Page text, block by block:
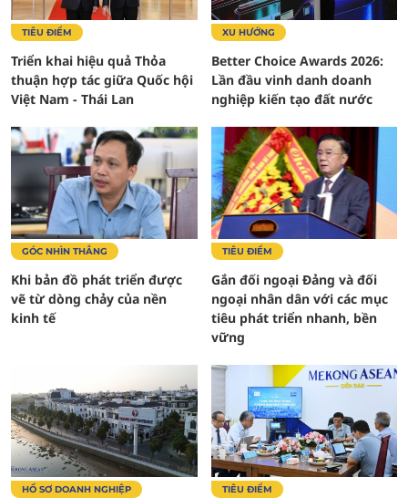
TIÊU ĐIỂM
Triển khai hiệu quả Thỏa
thuận hợp tác giữa Quốc hội
Việt Nam - Thái Lan
XU HƯỚNG
Better Choice Awards 2026:
Lần đầu vinh danh doanh
nghiệp kiến tạo đất nước
GÓC NHÌN THẲNG
Khi bản đồ phát triển được
vẽ từ dòng chảy của nền
kinh tế
TIÊU ĐIỂM
Gắn đối ngoại Đảng và đối
ngoại nhân dân với các mục
tiêu phát triển nhanh, bền
vững
HỒ SƠ DOANH NGHIỆP TIÊU ĐIỂM